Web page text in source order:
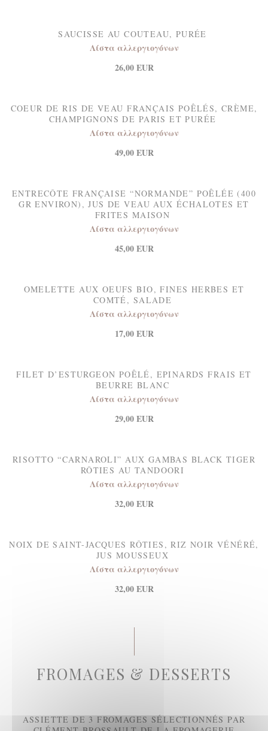
SAUCISSE AU COUTEAU, PURÉE
Λίστα αλλεργιογόνων
26,00 EUR
COEUR DE RIS DE VEAU FRANÇAIS POÊLÉS, CRÈME,
CHAMPIGNONS DE PARIS ET PURÉE
Λίστα αλλεργιογόνων
49,00 EUR
ENTRECÔTE FRANÇAISE “NORMANDE” POÊLÉE (400
GR ENVIRON), JUS DE VEAU AUX ÉCHALOTES ET
FRITES MAISON
Λίστα αλλεργιογόνων
45,00 EUR
OMELETTE AUX OEUFS BIO, FINES HERBES ET
COMTÉ, SALADE
Λίστα αλλεργιογόνων
17,00 EUR
FILET D’ESTURGEON POÊLÉ, EPINARDS FRAIS ET
BEURRE BLANC
Λίστα αλλεργιογόνων
29,00 EUR
RISOTTO “CARNAROLI” AUX GAMBAS BLACK TIGER
RÔTIES AU TANDOORI
Λίστα αλλεργιογόνων
32,00 EUR
NOIX DE SAINT-JACQUES RÔTIES, RIZ NOIR VÉNÉRÉ,
JUS MOUSSEUX
Λίστα αλλεργιογόνων
32,00 EUR
FROMAGES & DESSERTS
ASSIETTE DE 3 FROMAGES SÉLECTIONNÉS PAR